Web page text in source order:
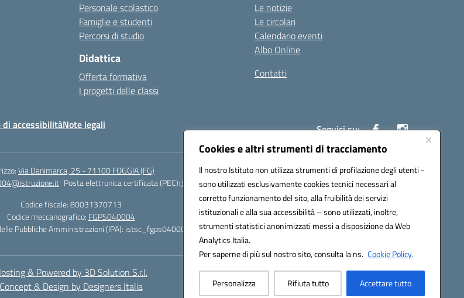
Cookies e altri strumenti di tracciamento
Il nostro Istituto non utilizza strumenti di profilazione degli utenti -
sono utilizzati esclusivamente cookies tecnici necessari al
corretto funzionamento del sito, alla fruibilità dei servizi
istituzionali e alla sua accessibilità – sono utilizzati, inoltre,
strumenti statistici anonimizzati messi a disposizione da Web
Analytics Italia.
Per saperne di più sul nostro sito, consulta la ns. Cookie Policy.
Personalizza Rifiuta tutto Accettare tutto
Personale scolastico
Famiglie e studenti
Percorsi di studio
Didattica
Offerta formativa
I progetti delle classi
Le notizie
Le circolari
Calendario eventi
Albo Online
Contatti
di accessibilitàNote legali Seguici su:
Via Danimarca, 25 - 71100 FOGGIA (FG)
Posta elettronica certificata (PEC):fgps040004@pec.istruzione.it
Codice fiscale: 80031370713
Codice meccanografico: FGPS040004
Pubbliche Amministrazioni (IPA): istsc_fgps040004
& Powered by 3D Solution S.r.l.
Concept & Design by Designers Italia